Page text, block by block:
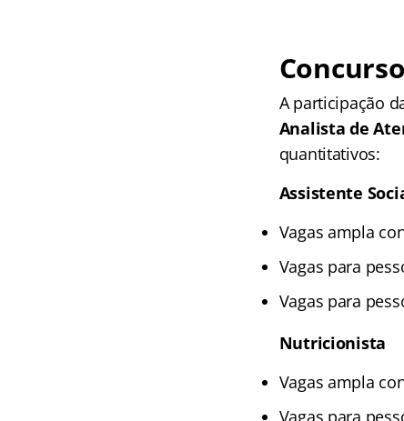
A participação
Analista de
quantitativos:
Assistente
Vagas ampla
Vagas para
Vagas para
Nutricionista
Vagas ampla
Vagas para